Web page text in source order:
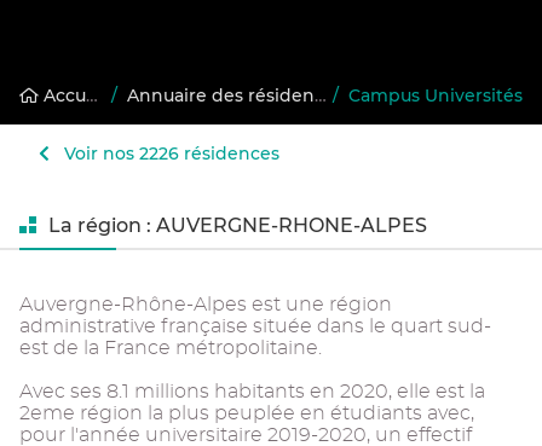
Accueil / Annuaire des résidences gérées / Campus Universités
Voir nos 2226 résidences
La région : AUVERGNE-RHONE-ALPES
Auvergne-Rhône-Alpes est une région
administrative française située dans le quart sud-
est de la France métropolitaine.
Avec ses 8.1 millions habitants en 2020, elle est la
2eme région la plus peuplée en étudiants avec,
pour l'année universitaire 2019-2020, un effectif